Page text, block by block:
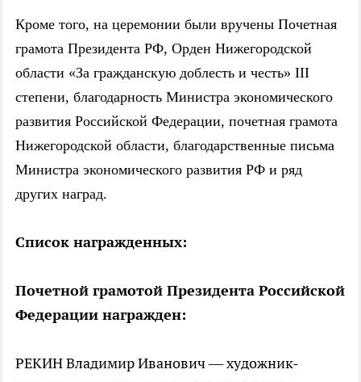
Кроме того, на церемонии были вручены Почетная
грамота Президента РФ, Орден Нижегородской
области «За гражданскую доблесть и честь» III
степени, благодарность Министра экономического
развития Российской Федерации, почетная грамота
Нижегородской области, благодарственные письма
Министра экономического развития РФ и ряд
других наград.
Список награжденных:
Почетной грамотой Президента Российской
Федерации награжден:
РЕКИН Владимир Иванович — художник-